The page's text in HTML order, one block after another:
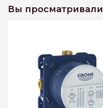
Вы просматривали